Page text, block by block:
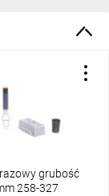
grubość
258-327